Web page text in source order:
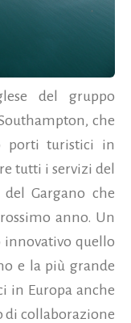
del gruppo
che
porti turistici in
tutti i servizi del
Gargano che
anno. Un
quello
e la più grande
in Europa anche
di collaborazione